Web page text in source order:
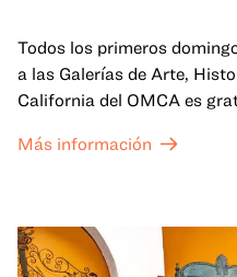
Todos los primeros
a las Galerías de Arte,
California del OMCA es
a un precio reducido de 6 $.
Más información